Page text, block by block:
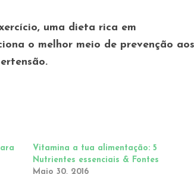
uma dieta rica em
o melhor meio de prevenção
Vitamina a tua alimentação: 5
Nutrientes essenciais & Fontes
Maio 30, 2016